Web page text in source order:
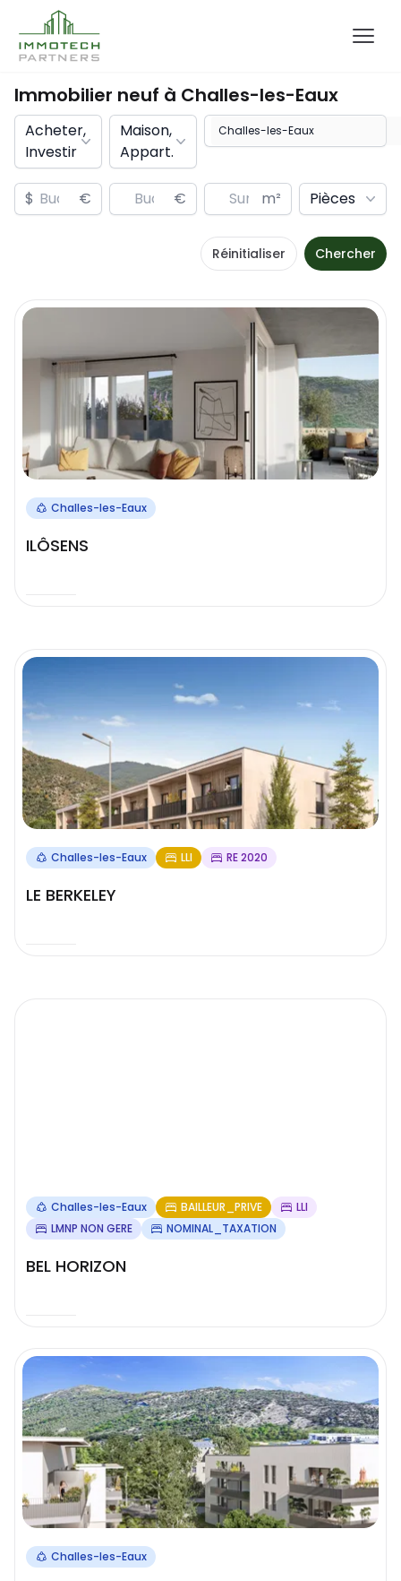
Immobilier neuf à Challes-les-Eaux
Acheter,
Investir
Maison,
Appart.
$ € € m² Pièces
Réinitialiser Chercher
Challes-les-Eaux
ILÔSENS
Challes-les-Eaux LLI RE 2020
LE BERKELEY
Challes-les-Eaux BAILLEUR_PRIVE
LLI
LMNP NON GERE
NOMINAL_TAXATION
BEL HORIZON
Challes-les-Eaux